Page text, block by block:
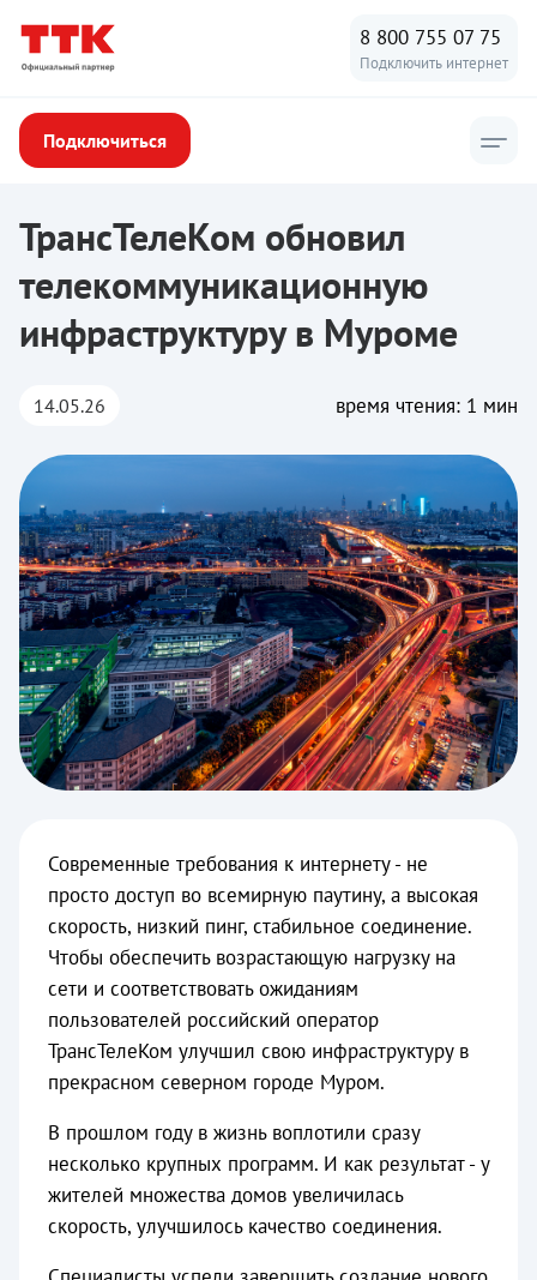
8 800 755 07 75
Подключить интернет
Подключиться
ТТК Новости ТТК
ТрансТелеКом обновил
телекоммуникационную
инфраструктуру в Муроме
14.05.26 время чтения: 1 мин
Современные требования к интернету - не
просто доступ во всемирную паутину, а высокая
скорость, низкий пинг, стабильное соединение.
Чтобы обеспечить возрастающую нагрузку на
сети и соответствовать ожиданиям
пользователей российский оператор
ТрансТелеКом улучшил свою инфраструктуру в
прекрасном северном городе Муром.
В прошлом году в жизнь воплотили сразу
несколько крупных программ. И как результат - у
жителей множества домов увеличилась
скорость, улучшилось качество соединения.